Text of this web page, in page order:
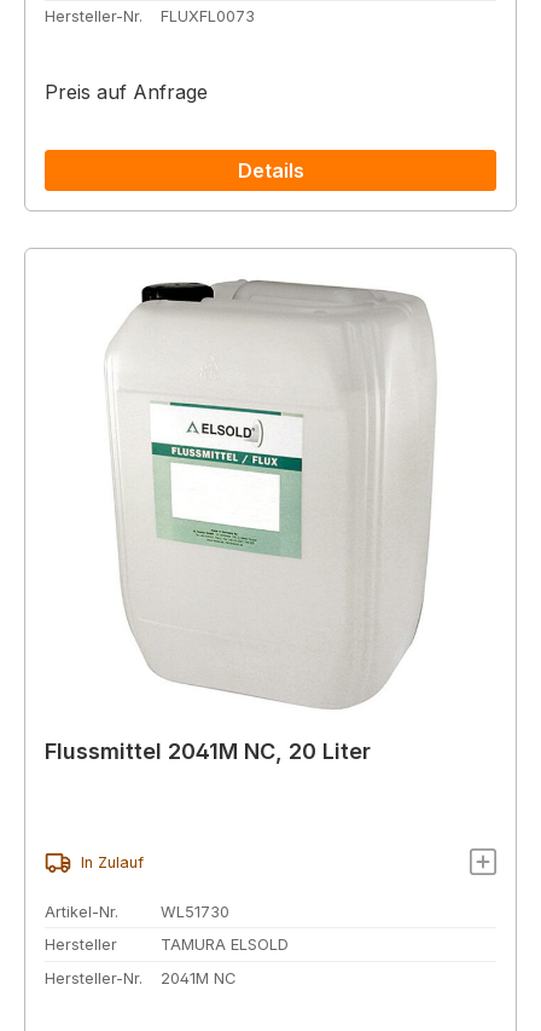
Hersteller-Nr.
FLUXFL0073
Preis auf Anfrage
Details
Flussmittel 2041M NC, 20 Liter
In Zulauf
Artikel-Nr.
WL51730
Hersteller
TAMURA ELSOLD
Hersteller-Nr.
2041M NC